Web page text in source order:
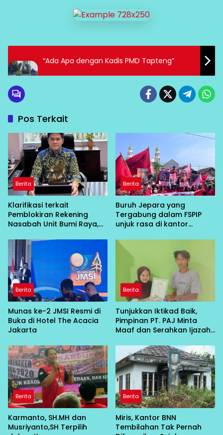
“Ada Apa dengan Kadis PMD Tapteng”
Pos Terkait
Berita
Klarifikasi terkait
Pemblokiran Rekening
Nasabah Unit Bumi Raya,
Proses Hukum
Berita
Buruh Jepara yang
Tergabung dalam FSPIP
unjuk rasa di kantor
Jepara menuntut di
terbitkan bukti Pencatatan
FSPIP PT Kanindo Makmur
Jaya 2 Jepara
Berita
Munas ke-2 JMSI Resmi di
Buka di Hotel The Acacia
Jakarta
Berita
Tunjukkan Iktikad Baik,
Pimpinan PT. PAJ Minta
Maaf dan Serahkan Ijazah
Berita
Karmanto, SH.MH dan
Musriyanto,SH Terpilih
Berita
Miris, Kantor BNN
Tembilahan Tak Pernah